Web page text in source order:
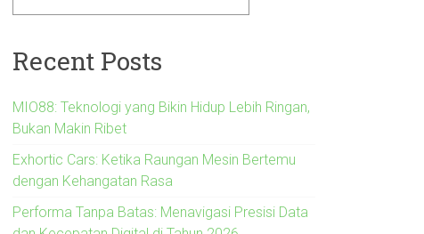
Recent Posts
MIO88: Teknologi yang Bikin Hidup Lebih Ringan,
Bukan Makin Ribet
Exhortic Cars: Ketika Raungan Mesin Bertemu
dengan Kehangatan Rasa
Performa Tanpa Batas: Menavigasi Presisi Data